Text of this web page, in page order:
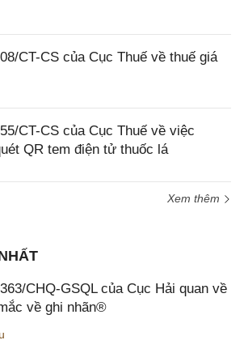
CT-CS của Cục Thuế về thuế giá
CT-CS của Cục Thuế về việc
QR tem điện tử thuốc lá
Xem thêm
CHQ-GSQL của Cục Hải quan về
về ghi nhãn®